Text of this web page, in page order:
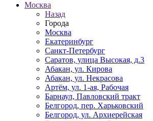
Москва
Назад
Города
Москва
Екатеринбург
Санкт-Петербург
Саратов, улица Высокая, д.3
Абакан, ул. Кирова
Абакан, ул. Некрасова
Артём, ул. 1-ая, Рабочая
Барнаул, Павловский тракт
Белгород, пер. Харьковский
Белгород, ул. Архиерейская